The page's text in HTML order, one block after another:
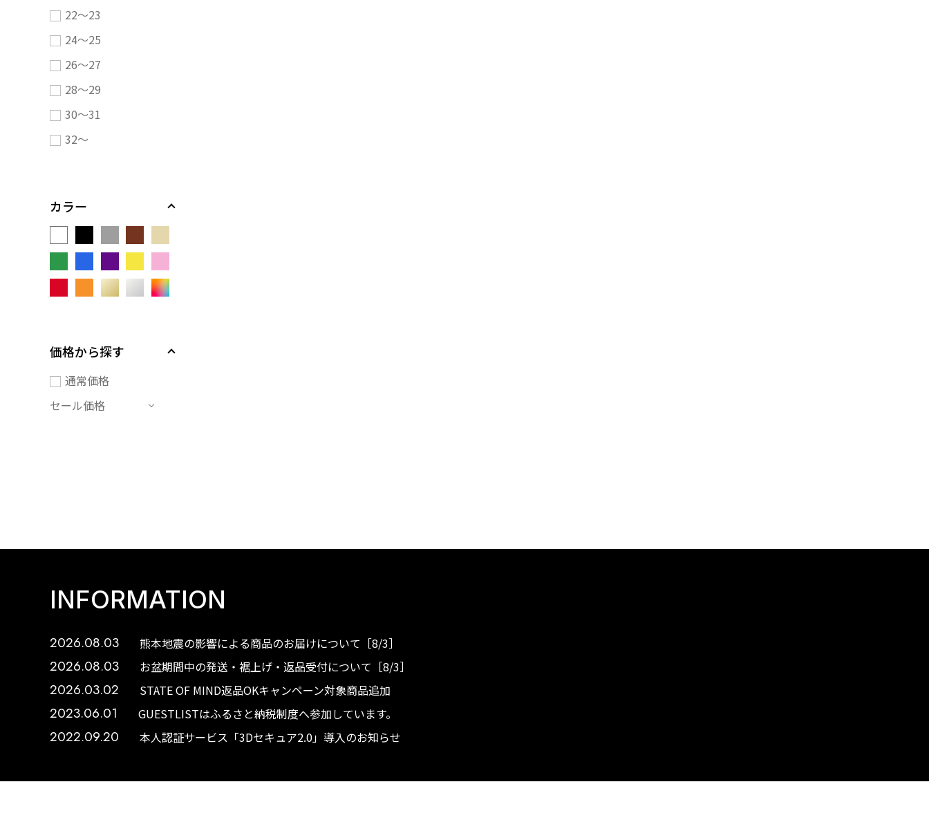
22～23
24～25
26～27
28～29
30～31
32～
カラー
価格から探す
通常価格
セール価格
INFORMATION
2026.08.03 熊本地震の影響による商品のお届けについて［8/3］
2026.08.03 お盆期間中の発送・裾上げ・返品受付について［8/3］
2026.03.02 STATE OF MIND返品OKキャンペーン対象商品追加
2023.06.01 GUESTLISTはふるさと納税制度へ参加しています。
2022.09.20 本人認証サービス「3Dセキュア2.0」導入のお知らせ